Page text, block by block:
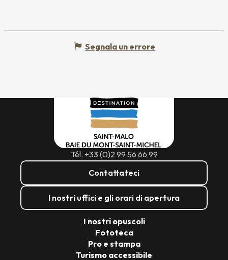
Segnala un errore
Tél. +33 (0)2 99 56 66 99
Contattateci
I nostri uffici e gli orari di apertura
I nostri opuscoli
Fototeca
Pro e stampa
Turismo accessibile